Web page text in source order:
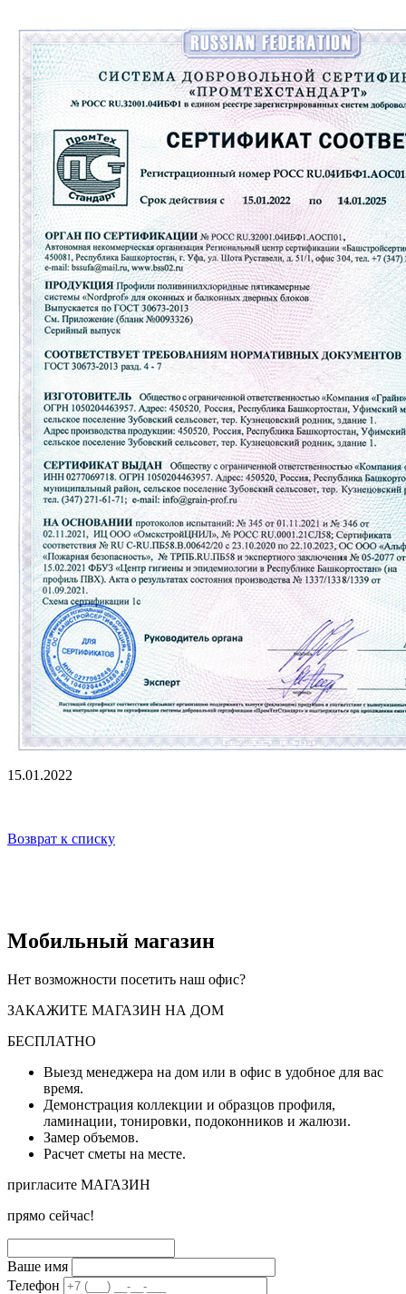
15.01.2022
Возврат к списку
Мобильный магазин
Нет возможности посетить наш офис?
ЗАКАЖИТЕ МАГАЗИН НА ДОМ
БЕСПЛАТНО
Выезд менеджера на дом или в офис в удобное для вас
время.
Демонстрация коллекции и образцов профиля,
ламинации, тонировки, подоконников и жалюзи.
Замер объемов.
Расчет сметы на месте.
пригласите МАГАЗИН
прямо сейчас!
Ваше имя
Телефон